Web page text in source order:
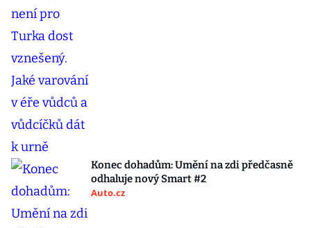
Konec dohadům: Umění na zdi předčasně
odhaluje nový Smart #2
Auto.cz